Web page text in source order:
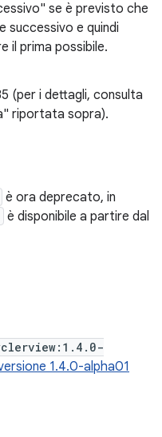
se è previsto che
successivo e quindi
il prima possibile.
(per i dettagli, consulta
riportata sopra).
è ora deprecato, in
è disponibile a partire dal
1.4.0-alpha01